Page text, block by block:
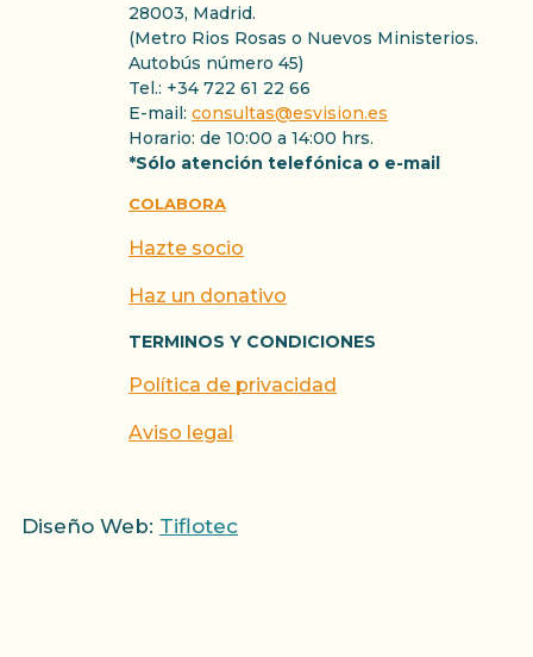
28003, Madrid.
(Metro Rios Rosas o Nuevos Ministerios.
Autobús número 45)
Tel.: +34 722 61 22 66
E-mail: consultas@esvision.es
Horario: de 10:00 a 14:00 hrs.
*Sólo atención telefónica o e-mail
COLABORA
Hazte socio
Haz un donativo
TERMINOS Y CONDICIONES
Política de privacidad
Aviso legal
Diseño Web: Tiflotec